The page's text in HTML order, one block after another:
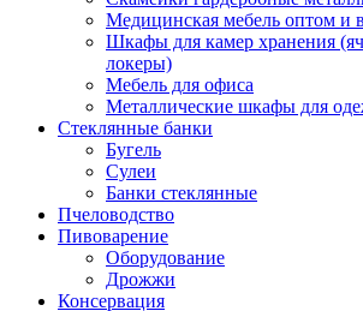
Медицинская мебель оптом и
Шкафы для камер хранения
локеры)
Мебель для офиса
Металлические шкафы для
Стеклянные банки
Бугель
Сулеи
Банки стеклянные
Пчеловодство
Пивоварение
Оборудование
Дрожжи
Консервация